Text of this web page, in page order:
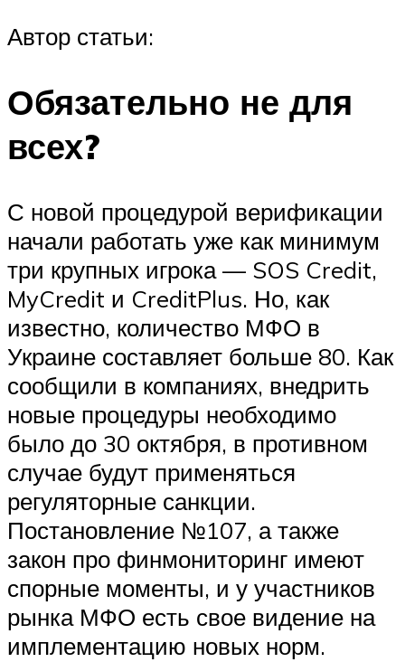
Автор статьи:
Обязательно не для
всех?
С новой процедурой верификации
начали работать уже как минимум
три крупных игрока — SOS Credit,
MyCredit и CreditPlus. Но, как
известно, количество МФО в
Украине составляет больше 80. Как
сообщили в компаниях, внедрить
новые процедуры необходимо
было до 30 октября, в противном
случае будут применяться
регуляторные санкции.
Постановление №107, а также
закон про финмониторинг имеют
спорные моменты, и у участников
рынка МФО есть свое видение на
имплементацию новых норм.